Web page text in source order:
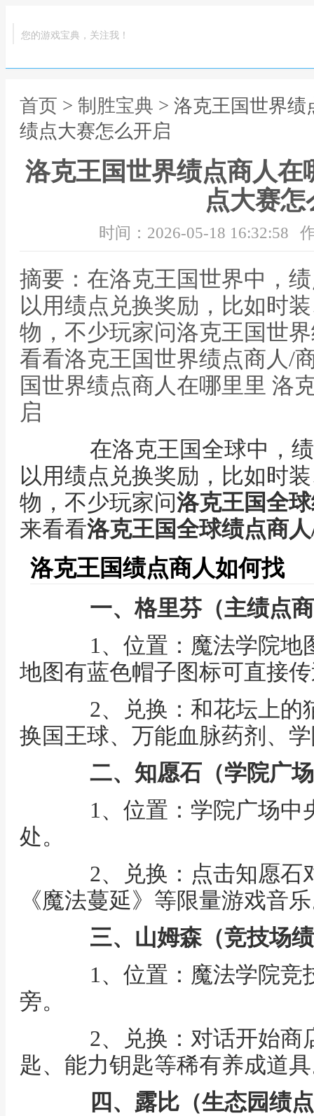
您的游戏宝典，关注我！
首页 > 制胜宝典 > 洛克王国世界
绩点大赛怎么开启
洛克王国世界绩点商人在
点大赛怎
时间：2026-05-18 16:32:58
摘要：在洛克王国世界中，
以用绩点兑换奖励，比如时
物，不少玩家问洛克王国世
看看洛克王国世界绩点商人/
国世界绩点商人在哪里里 洛
启
在洛克王国全球中，绩
以用绩点兑换奖励，比如时
物，不少玩家问洛克王国全
来看看洛克王国全球绩点商
洛克王国绩点商人如何找
一、格里芬（主绩点
1、位置：魔法学院地
地图有蓝色帽子图标可直接
2、兑换：和花坛上的
换国王球、万能血脉药剂、
二、 知愿石（学院广
1、位置：学院广场中
处。
2、兑换：点击知愿石
《魔法蔓延》等限量游戏音
三、 山姆森（竞技场
1、位置：魔法学院竞
旁。
2、兑换：对话开始商
匙、能力钥匙等稀有养成道
四、露比（生态园绩